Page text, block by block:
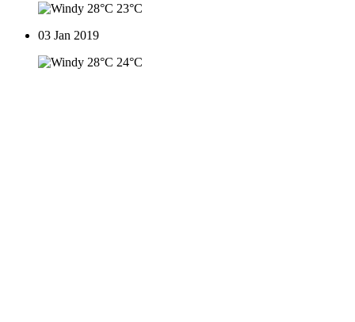
28°C 23°C
03 Jan 2019
28°C 24°C